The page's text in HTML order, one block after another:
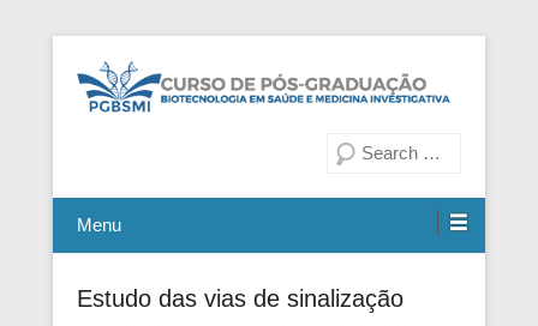
Curso de Pós-Graduação em
Medicina Investigativa
Menu
Estudo das vias de sinalização